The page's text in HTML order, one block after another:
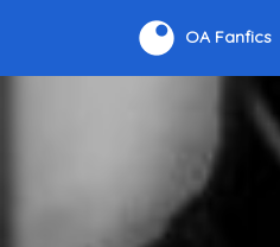
OA Fanfics